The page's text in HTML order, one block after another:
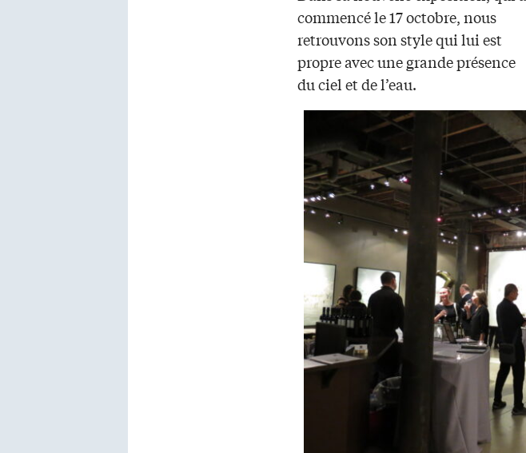
commencé le 17 octobre, nous
retrouvons son style qui lui est
propre avec une grande présence
du ciel et de l’eau.